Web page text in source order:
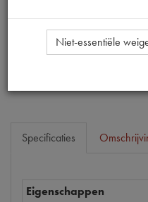
Dit product kan op dit
Specificaties
Eigenschappen
Niet-essentiële